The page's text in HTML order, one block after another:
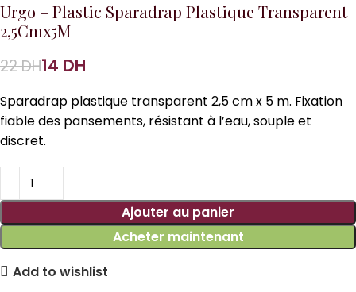
Urgo – Plastic Sparadrap Plastique Transparent
2,5Cmx5M
22DH14 DH
Sparadrap plastique transparent 2,5 cm x 5 m. Fixation
fiable des pansements, résistant à l’eau, souple et
discret.
Ajouter au panier
Acheter maintenant
Add to wishlist